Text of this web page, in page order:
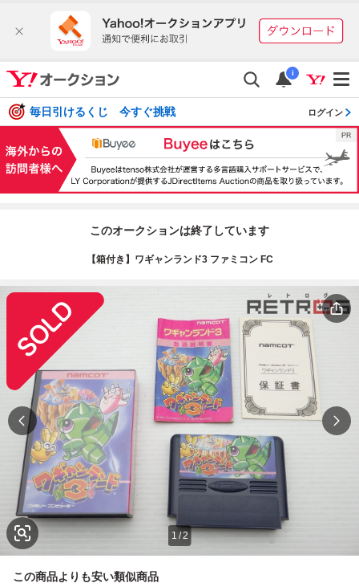
i
毎日引けるくじ 今すぐ挑戦 ログイン
このオークションは終了しています
【箱付き】ワギャンランド3 ファミコン FC
1/2
この商品よりも安い類似商品